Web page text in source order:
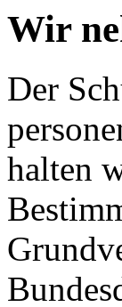
Wir
Der
halten